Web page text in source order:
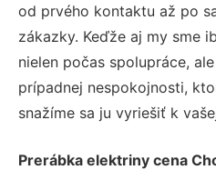
od prvého kontaktu až po
zákazky. Keďže aj my sme
nielen počas spolupráce,
prípadnej nespokojnosti,
snažíme sa ju vyriešiť k
Prerábka elektriny cena